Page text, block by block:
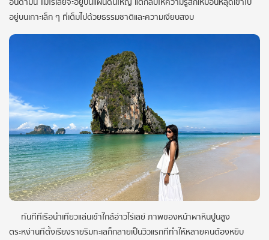
อยู่บนเกาะเล็ก ๆ ที่เต็มไปด้วยธรรมชาติและความเงียบสงบ
ทันทีที่เรือนำเที่ยวแล่นเข้าใกล้อ่าวไร่เลย์ ภาพของหน้าผาหินปูนสูง
ตระหง่านที่ตั้งเรียงรายริมทะเลก็กลายเป็นวิวแรกที่ทำให้หลายคนต้องหยิบ